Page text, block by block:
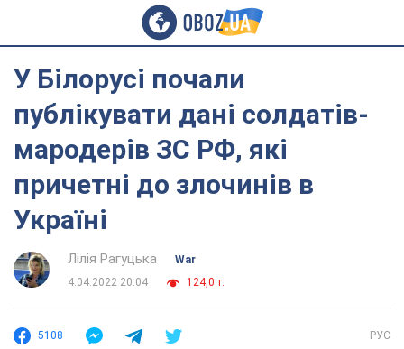
У Білорусі почали
публікувати дані солдатів-
мародерів ЗС РФ, які
причетні до злочинів в
Україні
Лілія Рагуцька
War
4.04.2022 20:04
124,0 т.
5108 РУС